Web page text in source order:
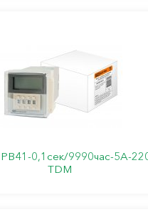
РВ41-0,1сек/9990час-5А-
TDМ